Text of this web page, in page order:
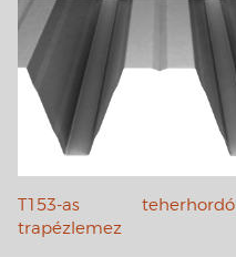
T153-as teherhordó
trapézlemez